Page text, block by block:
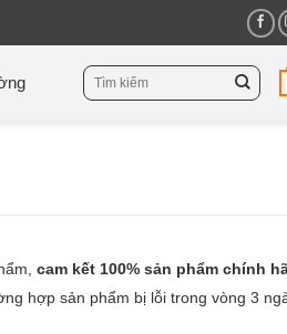
Tìm
kiếm:
cam kết 100% sản phẩm chính
hợp sản phẩm bị lỗi trong vòng 3